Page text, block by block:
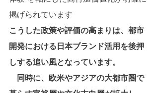
掲げられています
こうした政策や評価の高まりは、都市
開発における日本ブランド活用を後押
しする追い風となっています。
同時に、欧米やアジアの大都市圏で